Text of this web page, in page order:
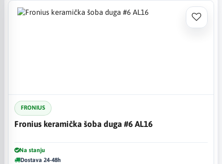
FRONIUS
Fronius keramička šoba duga #6 AL16
Na stanju
Dostava 24-48h